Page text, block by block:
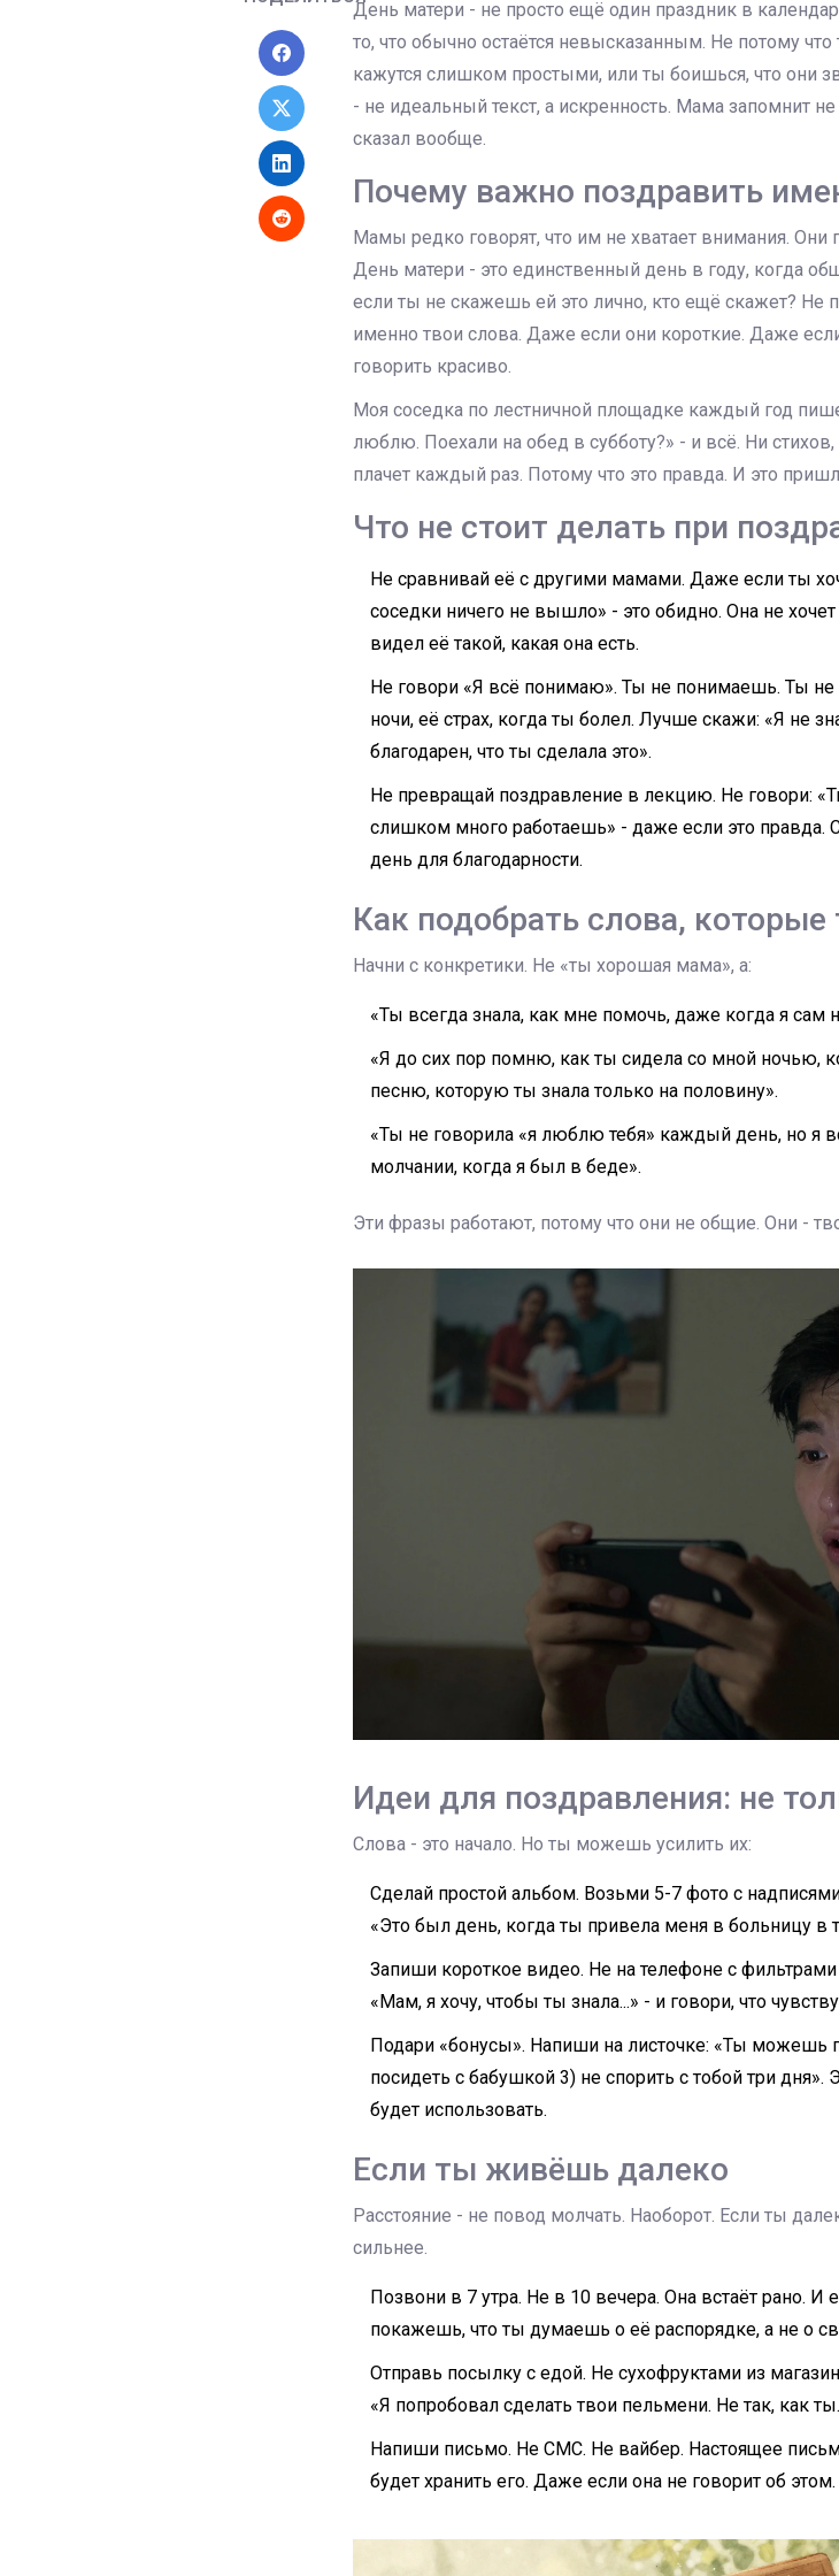
День матери - не просто ещё один праздник в
то, что обычно остаётся невысказанным. Не потому
кажутся слишком простыми, или ты боишься, что они
- не идеальный текст, а искренность. Мама запомнит не
сказал вообще.
Почему важно поздравить
Мамы редко говорят, что им не хватает внимания. Они
День матери - это единственный день в году, когда
если ты не скажешь ей это лично, кто ещё скажет? Не
именно твои слова. Даже если они короткие. Даже
говорить красиво.
Моя соседка по лестничной площадке каждый год
люблю. Поехали на обед в субботу?» - и всё. Ни
плачет каждый раз. Потому что это правда. И это
Что не стоит делать при
Не сравнивай её с другими мамами. Даже если ты
соседки ничего не вышло» - это обидно. Она не
видел её такой, какая она есть.
Не говори «Я всё понимаю». Ты не понимаешь. Ты не
ночи, её страх, когда ты болел. Лучше скажи: «Я не
благодарен, что ты сделала это».
Не превращай поздравление в лекцию. Не говори:
слишком много работаешь» - даже если это правда.
день для благодарности.
Как подобрать слова, которые
Начни с конкретики. Не «ты хорошая мама», а:
«Ты всегда знала, как мне помочь, даже когда я сам
«Я до сих пор помню, как ты сидела со мной ночью,
песню, которую ты знала только на половину».
«Ты не говорила «я люблю тебя» каждый день, но я
молчании, когда я был в беде».
Эти фразы работают, потому что они не общие. Они -
Идеи для поздравления: не
Слова - это начало. Но ты можешь усилить их:
Сделай простой альбом. Возьми 5-7 фото с
«Это был день, когда ты привела меня в больницу в
Запиши короткое видео. Не на телефоне с фильтрами
«Мам, я хочу, чтобы ты знала...» - и говори, что
Подари «бонусы». Напиши на листочке: «Ты можешь
посидеть с бабушкой 3) не спорить с тобой три
будет использовать.
Если ты живёшь далеко
Расстояние - не повод молчать. Наоборот. Если ты
сильнее.
Позвони в 7 утра. Не в 10 вечера. Она встаёт рано.
покажешь, что ты думаешь о её распорядке, а не о
Отправь посылку с едой. Не сухофруктами из
«Я попробовал сделать твои пельмени. Не так, как
Напиши письмо. Не СМС. Не вайбер. Настоящее
будет хранить его. Даже если она не говорит об этом.